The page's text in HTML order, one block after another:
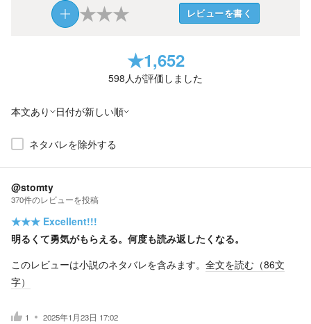
★★★ レビューを書く
★1,652
598人が評価しました
本文あり 日付が新しい順
ネタバレを除外する
@stomty
370件のレビューを投稿
★★★ Excellent!!!
明るくて勇気がもらえる。何度も読み返したくなる。
このレビューは小説のネタバレを含みます。 全文を読む（86文
字）
1 2025年1月23日 17:02